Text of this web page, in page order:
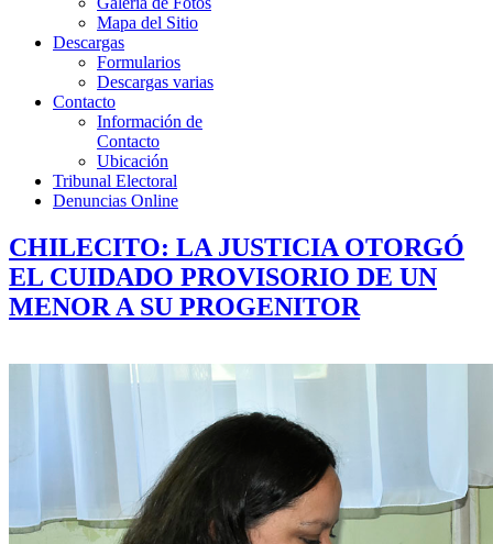
Mapa del Sitio
Descargas
Formularios
Descargas varias
Contacto
Información de
Contacto
Ubicación
Tribunal Electoral
Denuncias Online
CHILECITO: LA JUSTICIA OTORGÓ
EL CUIDADO PROVISORIO DE UN
MENOR A SU PROGENITOR